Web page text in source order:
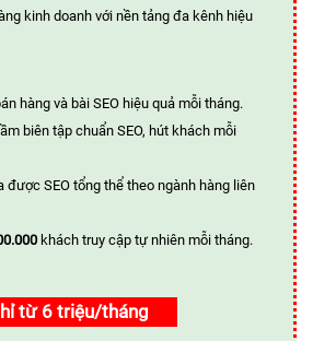
kinh doanh với nền tảng đa kênh hiệu
hàng và bài SEO hiệu quả mỗi tháng.
biên tập chuẩn SEO, hút khách mỗi
được SEO tổng thể theo ngành hàng liên
khách truy cập tự nhiên mỗi tháng.
từ 6 triệu/tháng